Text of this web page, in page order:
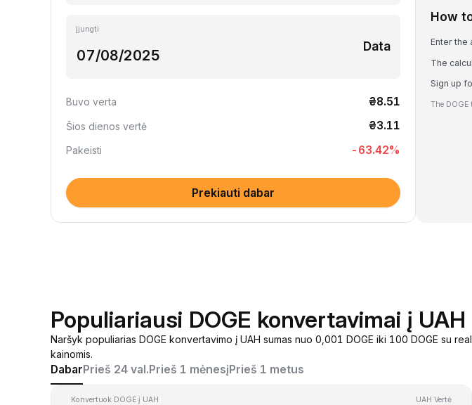
Įjungti
Data
Buvo verta ₴8.51
Šios dienos vertė ₴3.11
Pakeisti -63.42%
Prekiauti dabar
How
Enter the
The
Sign up
The DOGE
Populiariausi DOGE konvertavimai į UAH
Naršyk populiarias DOGE konvertavimo į UAH sumas nuo 0,001 DOGE iki 100 DOGE su
kainomis.
DabarPrieš 24 val.Prieš 1 mėnesįPrieš 1 metus
Konvertuok DOGE į UAH UAH Vertė